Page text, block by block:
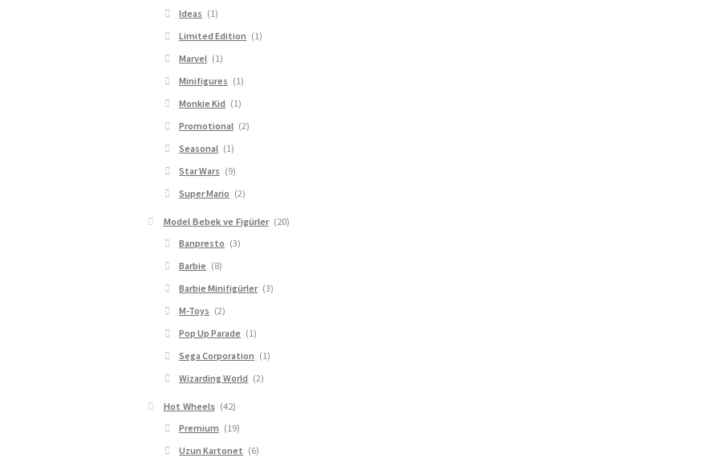
Ideas (1)
Limited Edition (1)
Marvel (1)
Minifigures (1)
Monkie Kid (1)
Promotional (2)
Seasonal (1)
Star Wars (9)
Super Mario (2)
Model Bebek ve Figürler (20)
Banpresto (3)
Barbie (8)
Barbie Minifigürler (3)
M-Toys (2)
Pop Up Parade (1)
Sega Corporation (1)
Wizarding World (2)
Hot Wheels (42)
Premium (19)
Uzun Kartonet (6)